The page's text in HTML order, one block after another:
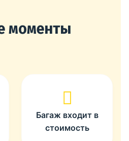
моменты
Багаж входит в
стоимость